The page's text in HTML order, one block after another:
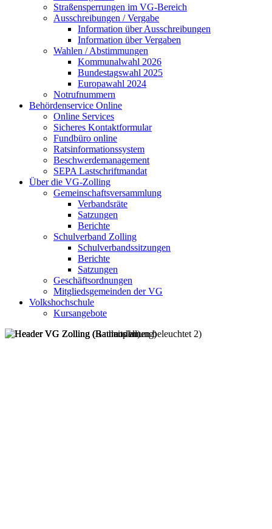
Straßensperrungen im VG-Bereich
Ausschreibungen / Vergabe
Information über Ausschreibungen
Information über Vergaben
Wahlen / Abstimmungen
Kommunalwahl 2026
Bundestagswahl 2025
Europawahl 2024
Notrufnummern
Behördenservice Online
Online Services
Sicheres Kontaktformular
Fundbüro online
Ratsinformationssystem
Beschwerdemanagement
SEPA Lastschriftmandat
Über die VG-Zolling
Gemeinschaftsversammlung
Verbandsräte
Satzungen
Berichte
Schulverband Zolling
Schulverbandssitzungen
Berichte
Satzungen
Geschäftsordnungen
Mitgliedsgemeinden der VG
Volkshochschule
Kursangebote